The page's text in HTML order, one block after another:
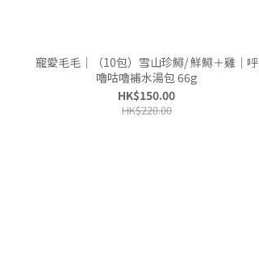
寵愛毛毛｜（10包）雪山珍鱘/ 鮮鱘＋雞｜呼
嚕咕嚕補水湯包 66g
HK$150.00
HK$220.00